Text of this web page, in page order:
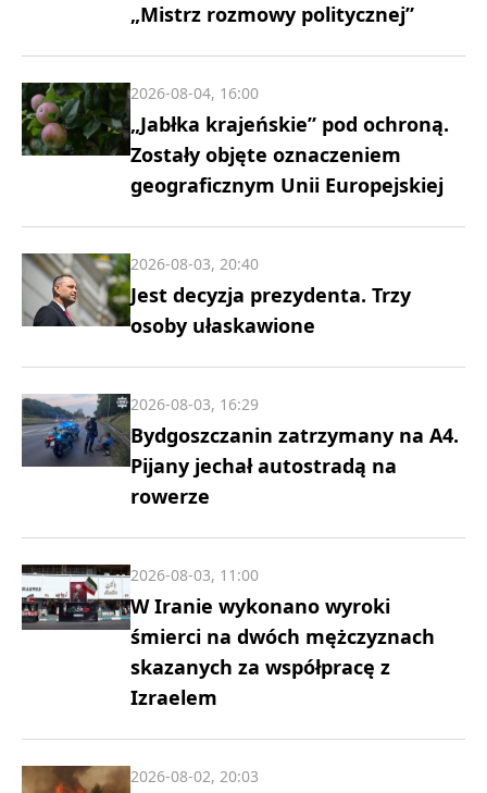
„Mistrz rozmowy politycznej”
„Jabłka krajeńskie” pod ochroną.
Zostały objęte oznaczeniem
geograficznym Unii Europejskiej
2026-08-04, 16:00
Jest decyzja prezydenta. Trzy
osoby ułaskawione
2026-08-03, 20:40
Bydgoszczanin zatrzymany na A4.
Pijany jechał autostradą na
rowerze
2026-08-03, 16:29
W Iranie wykonano wyroki
śmierci na dwóch mężczyznach
skazanych za współpracę z
Izraelem
2026-08-03, 11:00
2026-08-02, 20:03